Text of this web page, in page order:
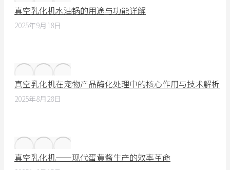
真空乳化机水油锅的用途与功能详解
2025年9月18日
真空乳化机在宠物产品酶化处理中的核心作用与技术解析
2025年8月28日
真空乳化机——现代蛋黄酱生产的效率革命